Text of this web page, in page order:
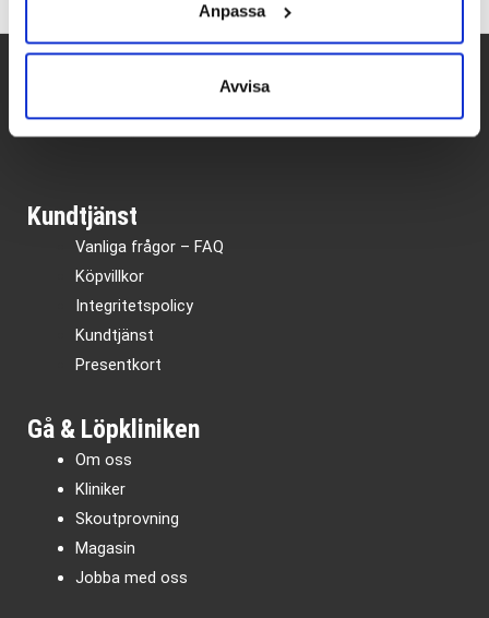
Anpassa
Avvisa
Kundtjänst
Vanliga frågor – FAQ
Köpvillkor
Integritetspolicy
Kundtjänst
Presentkort
Gå & Löpkliniken
Om oss
Kliniker
Skoutprovning
Magasin
Jobba med oss